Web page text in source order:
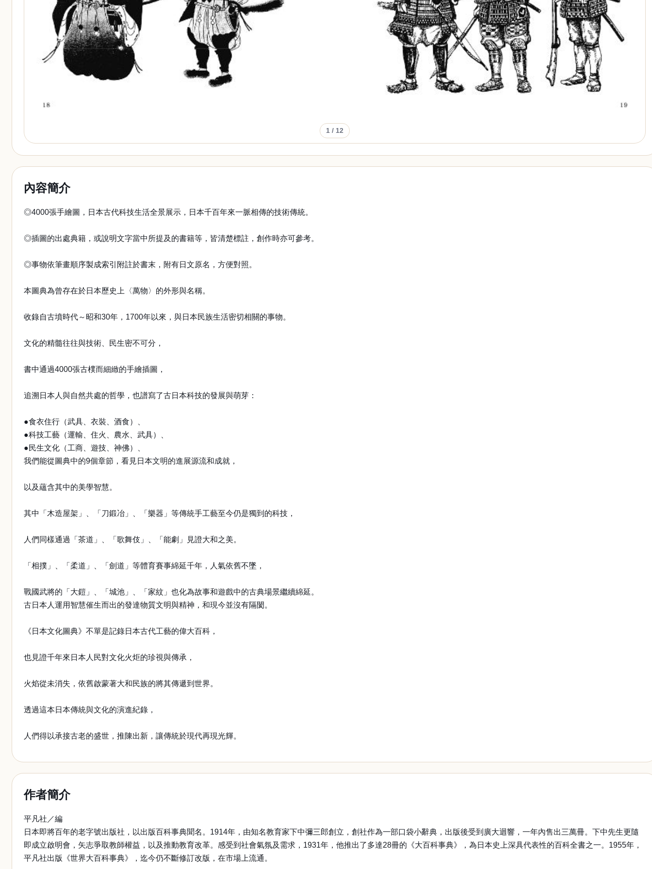
1 / 12
內容簡介
◎4000張手繪圖，日本古代科技生活全景展示，日本千百年來一脈相傳的技術傳統。
◎插圖的出處典籍，或說明文字當中所提及的書籍等，皆清楚標註，創作時亦可參考。
◎事物依筆畫順序製成索引附註於書末，附有日文原名，方便對照。
本圖典為曾存在於日本歷史上〈萬物〉的外形與名稱。
收錄自古墳時代～昭和30年，1700年以來，與日本民族生活密切相關的事物。
文化的精髓往往與技術、民生密不可分，
書中通過4000張古樸而細緻的手繪插圖，
追溯日本人與自然共處的哲學，也譜寫了古日本科技的發展與萌芽：
●食衣住行（武具、衣裝、酒食）、
●科技工藝（運輸、住火、農水、武具）、
●民生文化（工商、遊技、神佛）、
我們能從圖典中的9個章節，看見日本文明的進展源流和成就，
以及蘊含其中的美學智慧。
其中「木造屋架」、「刀鍛冶」、「樂器」等傳統手工藝至今仍是獨到的科技，
人們同樣通過「茶道」、「歌舞伎」、「能劇」見證大和之美。
「相撲」、「柔道」、「劍道」等體育賽事綿延千年，人氣依舊不墜，
戰國武將的「大鎧」、「城池」、「家紋」也化為故事和遊戲中的古典場景繼續綿延。
古日本人運用智慧催生而出的發達物質文明與精神，和現今並沒有隔閡。
《日本文化圖典》不單是記錄日本古代工藝的偉大百科，
也見證千年來日本人民對文化火炬的珍視與傳承，
火焰從未消失，依舊啟蒙著大和民族的將其傳遞到世界。
透過這本日本傳統與文化的演進紀錄，
人們得以承接古老的盛世，推陳出新，讓傳統於現代再現光輝。
作者簡介
平凡社／編
日本即將百年的老字號出版社，以出版百科事典聞名。1914年，由知名教育家下中彌三郎創立，創社作為一部口袋小辭典，出版後受到廣大迴響，一年內售出三萬冊。下中先生更隨
即成立啟明會，矢志爭取教師權益，以及推動教育改革。感受到社會氣氛及需求，1931年，他推出了多達28冊的《大百科事典》，為日本史上深具代表性的百科全書之一。1955年，
平凡社出版《世界大百科事典》，迄今仍不斷修訂改版，在市場上流通。